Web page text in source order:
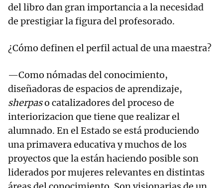
del libro dan gran importancia a la necesidad
de prestigiar la figura del profesorado.
¿Cómo definen el perfil actual de una maestra?
—Como nómadas del conocimiento,
diseñadoras de espacios de aprendizaje,
sherpaso catalizadores del proceso de
interiorizacion que tiene que realizar el
alumnado. En el Estado se está produciendo
una primavera educativa y muchos de los
proyectos que la están haciendo posible son
liderados por mujeres relevantes en distintas